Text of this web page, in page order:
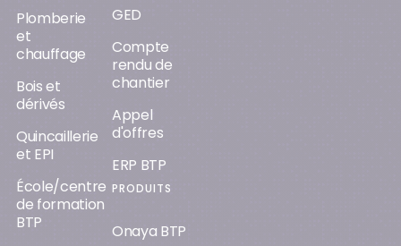
Plomberie
et
chauffage
Bois et
dérivés
Quincaillerie
et EPI
École/centre
de formation
BTP
GED
Compte
rendu de
chantier
Appel
d'offres
ERP BTP
PRODUITS
Onaya BTP